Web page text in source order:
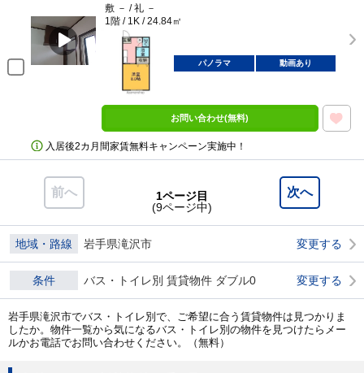
敷 － / 礼 －
1階 / 1K / 24.84㎡
パノラマ 動画あり
お問い合わせ(無料)
入居後2カ月間家賃無料キャンペーン実施中！
前へ 次へ
1ページ目
(9ページ中)
地域・路線 岩手県滝沢市 変更する
条件 バス・トイレ別 賃貸物件 ダブル0 変更する
岩手県滝沢市でバス・トイレ別で、ご希望に合う賃貸物件は見つかりま
したか。物件一覧から気になるバス・トイレ別の物件を見つけたらメー
ルかお電話でお問い合わせください。（無料）